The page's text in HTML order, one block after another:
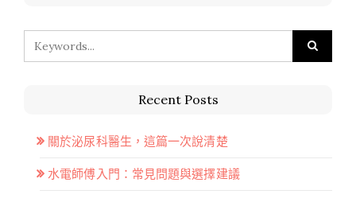
Recent Posts
關於泌尿科醫生，這篇一次說清楚
水電師傅入門：常見問題與選擇建議